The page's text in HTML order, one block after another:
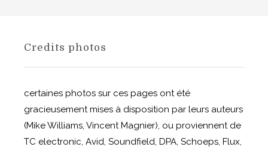
Credits photos
certaines photos sur ces pages ont été
gracieusement mises à disposition par leurs auteurs
(Mike Williams, Vincent Magnier), ou proviennent de
TC electronic, Avid, Soundfield, DPA, Schoeps, Flux,